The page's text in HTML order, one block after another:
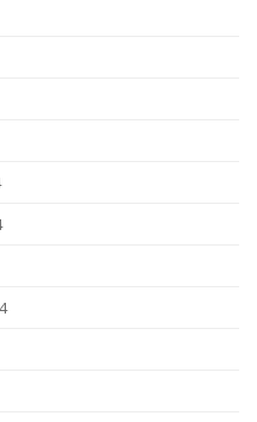
fiscale
zeevaart
de tonnageregeling,
zeevaart [...]